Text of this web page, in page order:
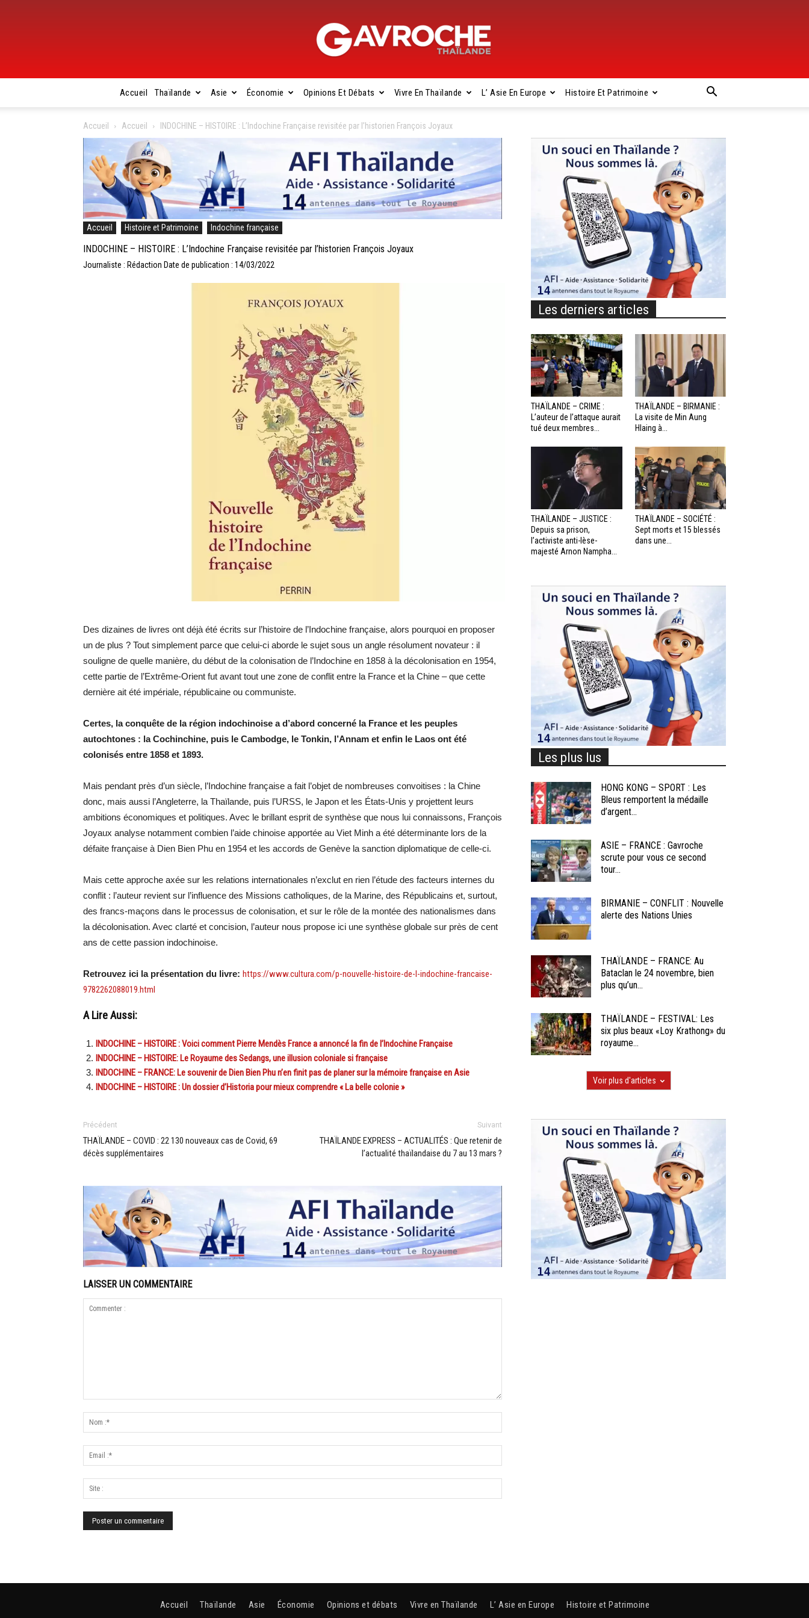
Gavroche
Thaïlande
Accueil Thaïlande Asie Économie Opinions Et Débats Vivre En Thaïlande L’ Asie En Europe Histoire Et Patrimoine
Accueil Accueil INDOCHINE – HISTOIRE : L’Indochine Française revisitée par l’historien François Joyaux
Accueil Histoire et Patrimoine Indochine française
INDOCHINE – HISTOIRE : L’Indochine Française revisitée par l’historien François Joyaux
Journaliste : Rédaction Date de publication : 14/03/2022
Des dizaines de livres ont déjà été écrits sur l’histoire de l’Indochine française, alors pourquoi en proposer
un de plus ? Tout simplement parce que celui-ci aborde le sujet sous un angle résolument novateur : il
souligne de quelle manière, du début de la colonisation de l’Indochine en 1858 à la décolonisation en 1954,
cette partie de l’Extrême-Orient fut avant tout une zone de conflit entre la France et la Chine – que cette
dernière ait été impériale, républicaine ou communiste.
Certes, la conquête de la région indochinoise a d’abord concerné la France et les peuples
autochtones : la Cochinchine, puis le Cambodge, le Tonkin, l’Annam et enfin le Laos ont été
colonisés entre 1858 et 1893.
Mais pendant près d’un siècle, l’Indochine française a fait l’objet de nombreuses convoitises : la Chine
donc, mais aussi l’Angleterre, la Thaïlande, puis l’URSS, le Japon et les États-Unis y projettent leurs
ambitions économiques et politiques. Avec le brillant esprit de synthèse que nous lui connaissons, François
Joyaux analyse notamment combien l’aide chinoise apportée au Viet Minh a été déterminante lors de la
défaite française à Dien Bien Phu en 1954 et les accords de Genève la sanction diplomatique de celle-ci.
Mais cette approche axée sur les relations internationales n’exclut en rien l’étude des facteurs internes du
conflit : l’auteur revient sur l’influence des Missions catholiques, de la Marine, des Républicains et, surtout,
des francs-maçons dans le processus de colonisation, et sur le rôle de la montée des nationalismes dans
la décolonisation. Avec clarté et concision, l’auteur nous propose ici une synthèse globale sur près de cent
ans de cette passion indochinoise.
Retrouvez ici la présentation du livre: https://www.cultura.com/p-nouvelle-histoire-de-l-indochine-francaise-
9782262088019.html
A Lire Aussi:
INDOCHINE – HISTOIRE : Voici comment Pierre Mendès France a annoncé la fin de l’Indochine Française
INDOCHINE – HISTOIRE: Le Royaume des Sedangs, une illusion coloniale si française
INDOCHINE – FRANCE: Le souvenir de Dien Bien Phu n’en finit pas de planer sur la mémoire française en Asie
INDOCHINE – HISTOIRE : Un dossier d’Historia pour mieux comprendre « La belle colonie »
Précédent
THAÏLANDE – COVID : 22 130 nouveaux cas de Covid, 69
décès supplémentaires
Suivant
THAÏLANDE EXPRESS – ACTUALITÉS : Que retenir de
l’actualité thaïlandaise du 7 au 13 mars ?
LAISSER UN COMMENTAIRE
Les derniers articles
THAÏLANDE – CRIME :
L’auteur de l’attaque aurait
tué deux membres...
THAÏLANDE – BIRMANIE :
La visite de Min Aung
Hlaing à...
THAÏLANDE – JUSTICE :
Depuis sa prison,
l’activiste anti-lèse-
majesté Arnon Nampha...
THAÏLANDE – SOCIÉTÉ :
Sept morts et 15 blessés
dans une...
Les plus lus
HONG KONG – SPORT : Les
Bleus remportent la médaille
d’argent...
ASIE – FRANCE : Gavroche
scrute pour vous ce second
tour...
BIRMANIE – CONFLIT : Nouvelle
alerte des Nations Unies
THAÏLANDE – FRANCE: Au
Bataclan le 24 novembre, bien
plus qu’un...
THAÏLANDE – FESTIVAL: Les
six plus beaux «Loy Krathong» du
royaume...
Voir plus d'articles
Accueil Thaïlande Asie Économie Opinions et débats Vivre en Thaïlande L’ Asie en Europe Histoire et Patrimoine